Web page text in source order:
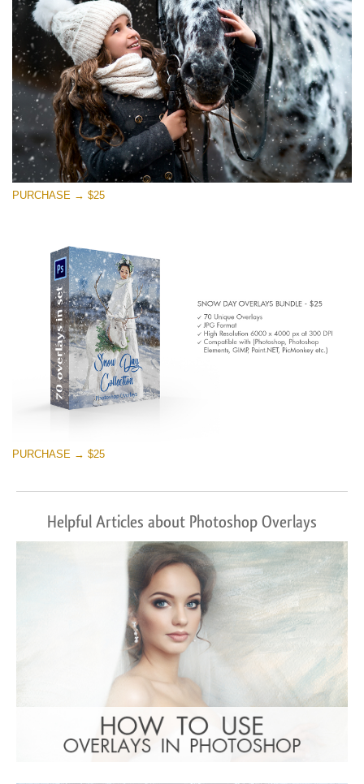
PURCHASE → $25
PURCHASE → $25
Helpful Articles about Photoshop Overlays